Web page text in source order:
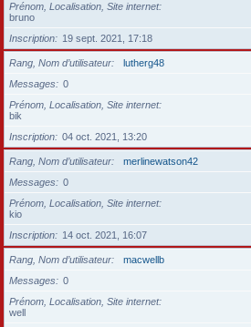
Prénom, Localisation, Site internet
bruno
Inscription
19 sept. 2021, 17:18
Rang, Nom d’utilisateur
lutherg48
Messages
0
Prénom, Localisation, Site internet
bik
Inscription
04 oct. 2021, 13:20
Rang, Nom d’utilisateur
merlinewatson42
Messages
0
Prénom, Localisation, Site internet
kio
Inscription
14 oct. 2021, 16:07
Rang, Nom d’utilisateur
macwellb
Messages
0
Prénom, Localisation, Site internet
well